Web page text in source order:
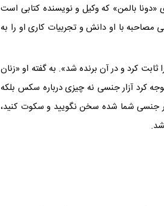
بالمن» که وکیل و نویسنده کتابی است
با او دانش و تجربیات کاری او را به
کرد و در آن برنده شد». به گفته او «زنان
کرد آزار جنسی نه چیزی درباره سکس بلکه
جنسی شما شده سخن نگویید و سکوت کنید،